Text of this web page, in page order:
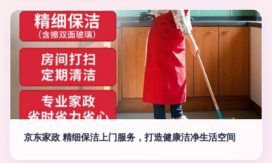
京东家政 精细保洁上门服务，打造健康洁净生活空间